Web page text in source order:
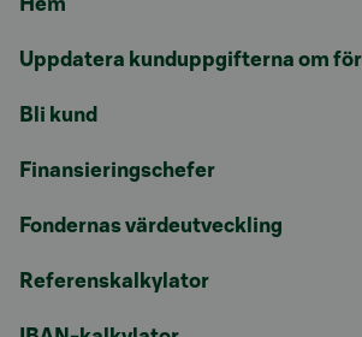
Uppdatera kunduppgifterna om
Bli kund
Finansieringschefer
Fondernas värdeutveckling
Referenskalkylator